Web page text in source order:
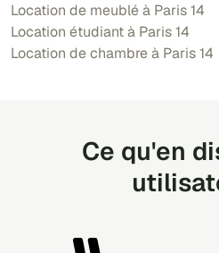
Location de meublé à Paris 14
Location étudiant à Paris 14
Location de chambre à Paris 14
Ce qu'en